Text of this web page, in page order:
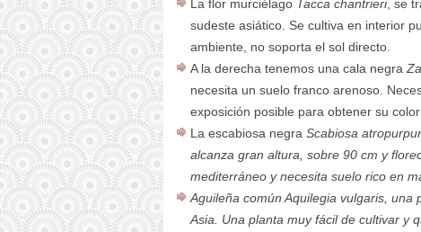
La flor murciélago Tacca chantrieri, se
sudeste asiático. Se cultiva en interior
ambiente, no soporta el sol directo.
A la derecha tenemos una cala negra
necesita un suelo franco arenoso.
exposición posible para obtener su
La escabiosa negra Scabiosa
alcanza gran altura, sobre 90 cm y
mediterráneo y necesita suelo rico en
Aguileña común Aquilegia vulgaris ,
Asia. Una planta muy fácil de cultivar y